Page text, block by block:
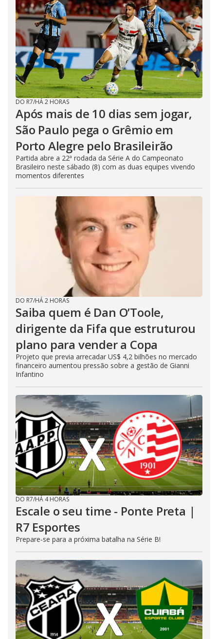
DO R7/HÁ 2 HORAS
Após mais de 10 dias sem jogar,
São Paulo pega o Grêmio em
Porto Alegre pelo Brasileirão
Partida abre a 22ª rodada da Série A do Campeonato
Brasileiro neste sábado (8) com as duas equipes vivendo
momentos diferentes
DO R7/HÁ 2 HORAS
Saiba quem é Dan O’Toole,
dirigente da Fifa que estruturou
plano para vender a Copa
Projeto que previa arrecadar US$ 4,2 bilhões no mercado
financeiro aumentou pressão sobre a gestão de Gianni
Infantino
DO R7/HÁ 4 HORAS
Escale o seu time - Ponte Preta |
R7 Esportes
Prepare-se para a próxima batalha na Série B!